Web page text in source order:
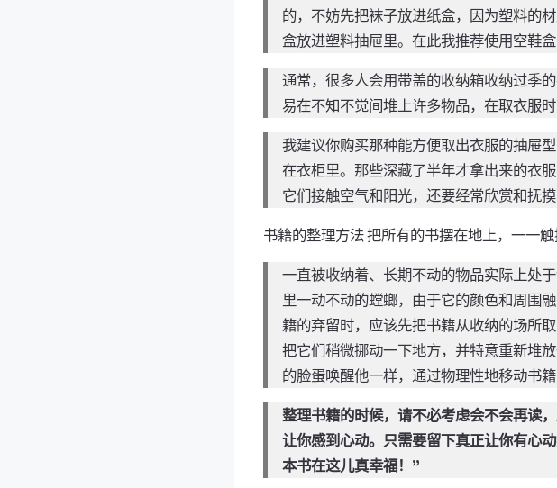
的，不妨先把袜子放进纸盒，因为塑料的
盒放进塑料抽屉里。在此我推荐使用空鞋
通常，很多人会用带盖的收纳箱收纳过季
易在不知不觉间堆上许多物品，在取衣服时
我建议你购买那种能方便取出衣服的抽屉
在衣柜里。那些深藏了半年才拿出来的衣
它们接触空气和阳光，还要经常欣赏和抚
书籍的整理方法 把所有的书摆在地上，一一
一直被收纳着、长期不动的物品实际上处
里一动不动的螳螂，由于它的颜色和周围
籍的弃留时，应该先把书籍从收纳的场所
把它们稍微挪动一下地方，并特意重新堆
的脸蛋唤醒他一样，通过物理性地移动书
整理书籍的时候，请不必考虑会不会再读
让你感到心动。只需要留下真正让你有心
本书在这儿真幸福！”